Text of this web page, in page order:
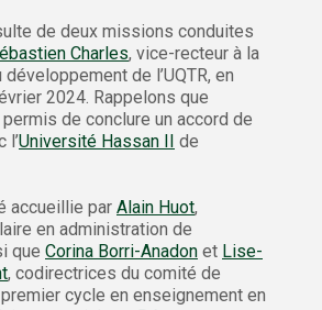
de deux missions conduites
Charles, vice-recteur à la
de l’UQTR, en
2024. Rappelons que
permis de conclure un accord de
l’Université Hassan II de
accueillie par Alain Huot,
en administration de
que Corina Borri-Anadon et Lise-
, codirectrices du comité de
cycle en enseignement en